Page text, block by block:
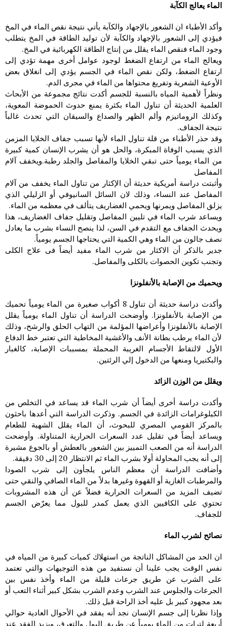
الماء يعالج الكآبة
وأكد الأطباء ان الشعور بالإجهاد والكآبة يأتي نتيجة نقص الماء في المخ
فيؤدي إلى الشعور بالإجهاد والكآبة لأن توليد الطاقة في المخ يتطلب
وجود الماء فنقص الماء يقلل من إنتاج الطاقة الكهربائية في المخ.
ويعالج الماء من ارتفاع الضغط لوجود عوامل أخرى مهمة تؤدي إلى
ارتفاع الضغط، ولكن نقص الماء في الجسم يؤدي إلى انغلاق بعض
الأوعية الشعرية وتفريغ محتواها من الماء في مجرى الدم.
ونظراً لأهمية المياه بالنسبة للجسم أكدت نتائج مجموعة من الأبحاث
العلمية الحديثة أن تناول الماء بكثرة يمنع حدوث الحموضة المعوية،
وكذلك الروماتيزم وألم الظهر والصداع والسيقان التي تحدث غالباً
نتيجة الجفاف‏.
وقد حذر الأطباء من قلة تناول الماء لأنها تسبب جفاف الخلايا المزمن
الذي يسبب الوفاة المبكرة‏، والحل هو أن يشرب الإنسان كمية كبيرة
من الماء يومياً حتى تبقي الخلايا والمفاصل والجلد رطبة‏.‏ويخفف آلام
المفاصل
وأثبتت دراسة أمريكية حديثة أن الإكثار من تناول الماء يخفف من آلام
المفاصل عند النساء، وذلك لان السائل السانيوفي أو الزليلي الذي
يزلق المفاصل ويمرنها ويحمي الغضاريف يتألف في معظمه من الماء.
ويساعد شرب الماء في تليين المفاصل وتقليل جفاف الغضاريف، هذا
ويحدث الجفاف مع التقدم في السن، لذا ينصح النساء بشرب ما يعادل
نصف جالون من الماء وهي الكمية التي يحتاجها الجسم يومياً.
جدير بالذكر أن الاكثار من شرب الماء مفيد أيضاً فى علاج الكلى
وتجنب تكوين الحصوات بالكلى والمفاصل.
ويحميك من الإصابة بالأنفلونزا
وأكدت دراسة حديثة أن تناول 8 أكواب صغيرة من الماء يومياً تحميك
من الإصابة بالأنفلونزا. وأوضحت الدراسة أن تناول الماء يومياً يقلل
الإصابة بالأنفلونزا وأعراضها المؤلمة من التهاب الحلق والرشح، وذلك
لأن الماء يرطب بطانة الأنف والأغشية المخاطية التي تعتبر خط الدفاع
الأول لالتقاط الأجسام الغريبة المحملة بمسببات الإصابة، كالغبار
والبكتيريا ومنعها من الدخول إلي الرئتين.
ويقلل من الوزن الزائد
وأكدت دراسة أخرى أيضاً أن شرب الماء قد يساعد في التخلص من
الكيلوغرامات الزائدة في الجسم. وذكرت الدراسة التي أعدها باحثون
بالمركز القومي المصري للبحوث، أن الماء يقلل الشهية للطعام
ويساعد أيضاً في تقليل عدد السعرات الحرارية المتناولة. وأوضحت
الدراسة أنه من الصعب التمييز بين الشعور بالعطش أو بالجوع مشيرة
إلى أنه يجب المحاولة أولا بشرب الماء ثم الانتظار 20 إلى 30 دقيقة.
وأضافت الدراسة أن معظم الناس يلجأون إلى شرب الصودا
والمرطبات الغازية أو القهوة وغيرها بدلاً من الماء الصافي والنقي حتى
تضيف المزيد من السعرات الحرارية فضلاً عن أن هذه المشروبات
تحتوي على الكافيين الذي يعمل كمدر للبول مما يعرّض الجسم
للجفاف.
نصائح لشرب الماء
ان الحد من المشاكل الناتجة من استهلاك كميات كبيرة من المياه في
نفس الوقت يجب علينا أن نستفيد من هذه التوجيهات والتي تعتمد
على الشرب عن طريق جرعات قليلة من الماء وأخذ نفس بين
الجرعات والجلوس عند الشرب وعدم الشرب بشكل كبير أثناء التعب أو
بعد مجهود كبير بل عليه أخذ الراحة قبل ذلك.
وإذا نظرنا إلى جسم الإنسان نجد أنه يفقد في الأحوال العادية حوالي
أربعة لترات من الماء يومياً عن طريق البول والتعرق، ويزيد الفقد عند